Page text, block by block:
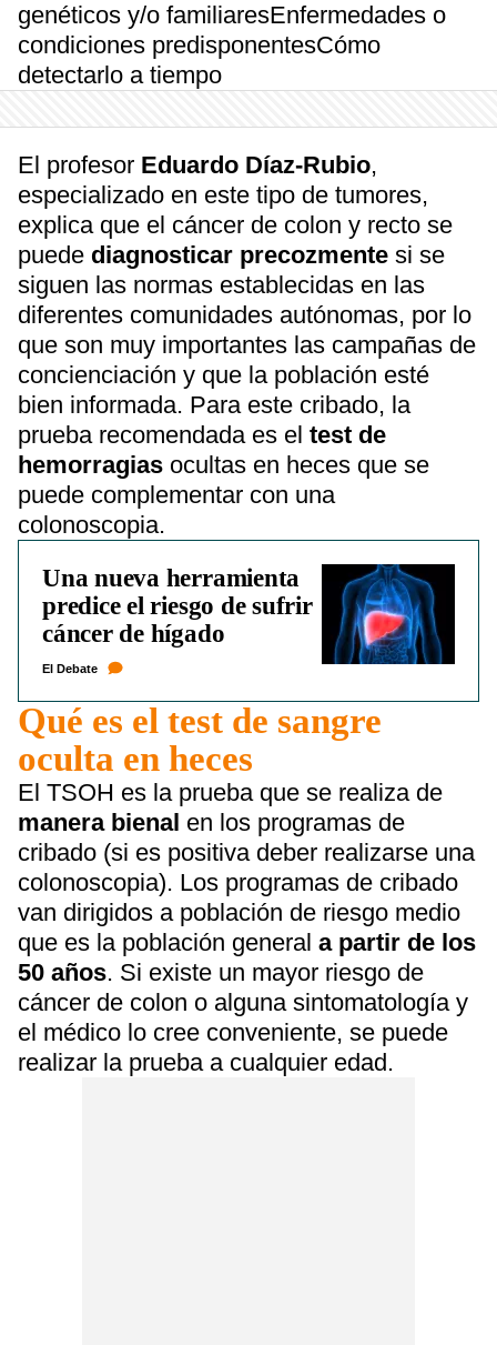
genéticos y/o familiaresEnfermedades o
condiciones predisponentesCómo
detectarlo a tiempo
El profesor Eduardo Díaz-Rubio,
especializado en este tipo de tumores,
explica que el cáncer de colon y recto se
puede diagnosticar precozmente si se
siguen las normas establecidas en las
diferentes comunidades autónomas, por lo
que son muy importantes las campañas de
concienciación y que la población esté
bien informada. Para este cribado, la
prueba recomendada es el test de
hemorragias ocultas en heces que se
puede complementar con una
colonoscopia.
Una nueva herramienta
predice el riesgo de sufrir
cáncer de hígado
El Debate
Qué es el test de sangre
oculta en heces
El TSOH es la prueba que se realiza de
manera bienal en los programas de
cribado (si es positiva deber realizarse una
colonoscopia). Los programas de cribado
van dirigidos a población de riesgo medio
que es la población general a partir de los
50 años. Si existe un mayor riesgo de
cáncer de colon o alguna sintomatología y
el médico lo cree conveniente, se puede
realizar la prueba a cualquier edad.